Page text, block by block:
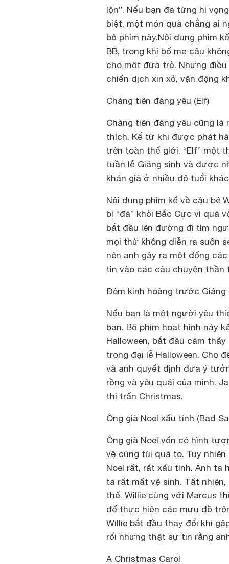
lộn”. Nếu bạn đã từng hi
biệt, một món quà chẳng ai
bộ phim này.Nội dung phim
BB, trong khi bố mẹ cậu
cho một đứa trẻ. Nhưng
chiến dịch xin xỏ, vận động
Chàng tiên đáng yêu (Elf)
Chàng tiên đáng yêu cũng
thích. Kể từ khi được phát
trên toàn thế giới. “Elf” một
tuần lễ Giáng sinh và được
khán giả ở nhiều độ tuổi
Nội dung phim kể về cậu bé
bị “đá” khỏi Bắc Cực vì quá
bắt đầu lên đường đi tìm
mọi thứ không diễn ra suôn
nên anh gây ra một đống
tin vào các câu chuyện thần
Đêm kinh hoàng trước Giáng
Nếu bạn là một người yêu
bạn. Bộ phim hoạt hình này
Halloween, bắt đầu cảm
trong đại lễ Halloween. Cho
và anh quyết định đưa ý
rồng và yêu quái của mình.
thị trấn Christmas.
Ông già Noel xấu tính (Bad
Ông già Noel vốn có hình
vệ cùng túi quà to. Tuy
Noel rất, rất xấu tính. Anh
ta rất mất vệ sinh. Tất
thế. Willie cùng với Marcus
để thực hiện các mưu đồ
Willie bắt đầu thay đổi khi
rối nhưng thật sự tin rằng
A Christmas Carol